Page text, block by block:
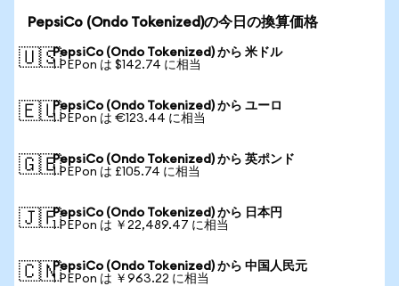
PepsiCo (Ondo Tokenized)の今日の換算価格
🇺🇸PepsiCo (Ondo Tokenized) から 米ドル
1 PEPon は $142.74 に相当
🇪🇺PepsiCo (Ondo Tokenized) から ユーロ
1 PEPon は €123.44 に相当
🇬🇧PepsiCo (Ondo Tokenized) から 英ポンド
1 PEPon は £105.74 に相当
🇯🇵PepsiCo (Ondo Tokenized) から 日本円
1 PEPon は ￥22,489.47 に相当
🇨🇳PepsiCo (Ondo Tokenized) から 中国人民元
1 PEPon は ￥963.22 に相当